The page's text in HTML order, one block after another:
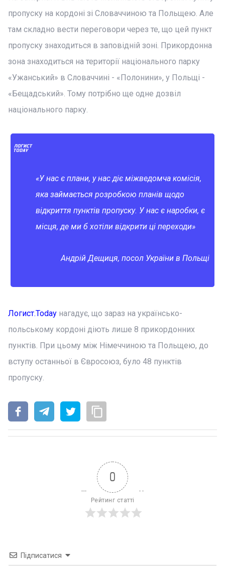
пропуску на кордоні зі Словаччиною та Польщею. Але
там складно вести переговори через те, що цей пункт
пропуску знаходиться в заповідній зоні. Прикордонна
зона знаходиться на території національного парку
«Ужанський» в Словаччині - «Полонини», у Польщі -
«Бещадський». Тому потрібно ще одне дозвіл
національного парку.
«У нас є плани, у нас діє міжведомча комісія,
яка займається розробкою планів щодо
відкриття пунктів пропуску. У нас є наробки, є
місця, де ми б хотіли відкрити ці переходи»
Андрій Дещиця, посол України в Польщі
Логист.Today нагадує, що зараз на українсько-
польському кордоні діють лише 8 прикордонних
пунктів. При цьому між Німеччиною та Польщею, до
вступу останньої в Євросоюз, було 48 пунктів
пропуску.
0
Рейтинг статті
Підписатися